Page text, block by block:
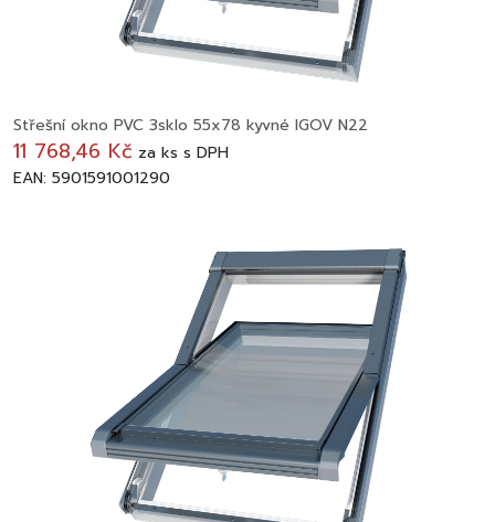
Střešní okno PVC 3sklo 55x78 kyvné IGOV N22
11 768,46 Kč za ks s DPH
EAN: 5901591001290